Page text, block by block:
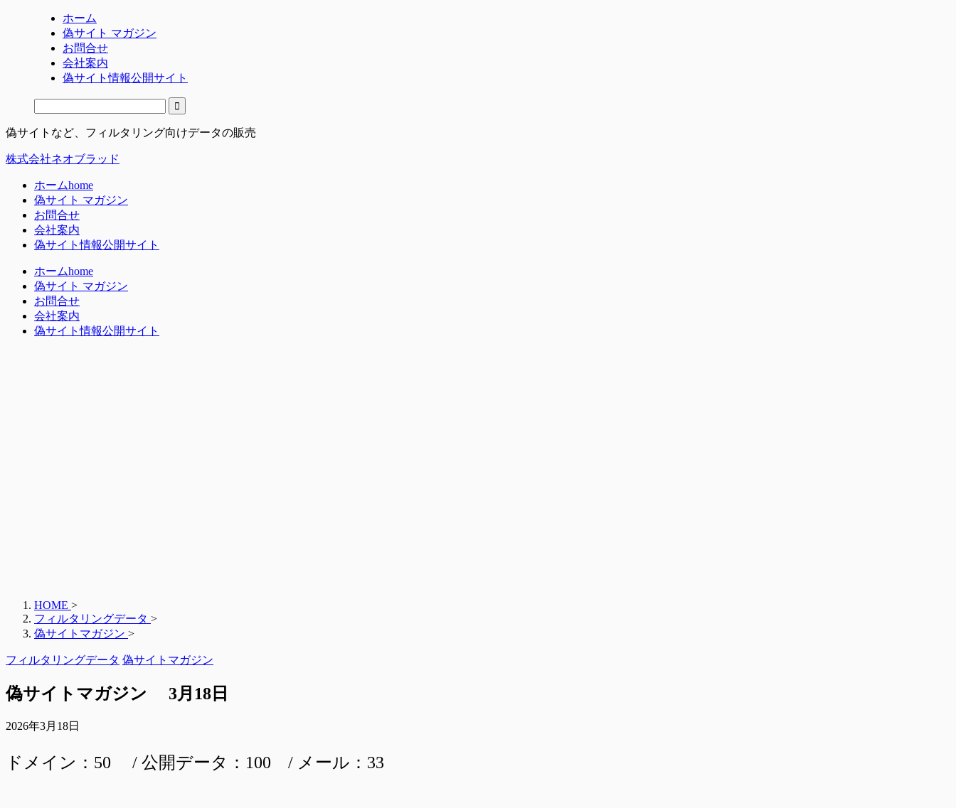
ホーム
偽サイト マガジン
お問合せ
会社案内
偽サイト情報公開サイト
偽サイトなど、フィルタリング向けデータの販売
株式会社ネオブラッド
ホームhome
偽サイト マガジン
お問合せ
会社案内
偽サイト情報公開サイト
ホームhome
偽サイト マガジン
お問合せ
会社案内
偽サイト情報公開サイト
HOME >
フィルタリングデータ >
偽サイトマガジン >
フィルタリングデータ 偽サイトマガジン
偽サイトマガジン 3月18日
2026年3月18日
ドメイン：50 / 公開データ：100 / メール：33